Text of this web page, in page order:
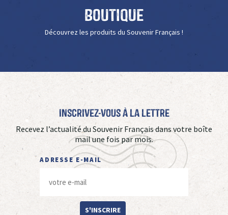
Boutique
Découvrez les produits du Souvenir Français !
Inscrivez-vous à La Lettre
Recevez l’actualité du Souvenir Français dans votre boîte
mail une fois par mois.
ADRESSE E-MAIL
S'INSCRIRE